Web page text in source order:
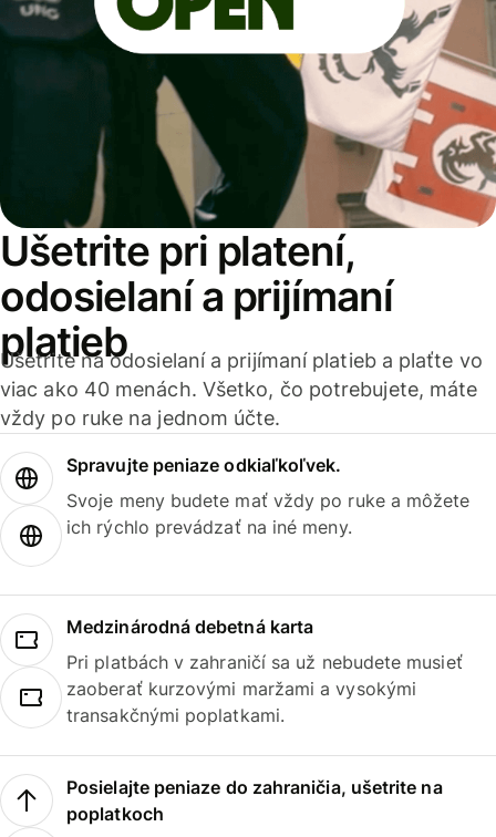
Ušetrite pri platení,
odosielaní a prijímaní
platieb
Ušetrite na odosielaní a prijímaní platieb a plaťte vo
viac ako 40 menách. Všetko, čo potrebujete, máte
vždy po ruke na jednom účte.
Spravujte peniaze odkiaľkoľvek.
Svoje meny budete mať vždy po ruke a môžete
ich rýchlo prevádzať na iné meny.
Medzinárodná debetná karta
Pri platbách v zahraničí sa už nebudete musieť
zaoberať kurzovými maržami a vysokými
transakčnými poplatkami.
Posielajte peniaze do zahraničia, ušetrite na
poplatkoch